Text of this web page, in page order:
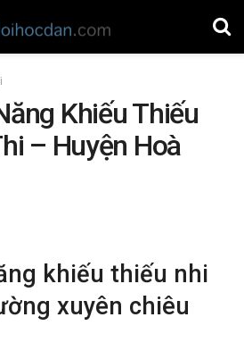
Khiếu Thiếu
– Huyện Hoà
khiếu thiếu nhi
xuyên chiêu